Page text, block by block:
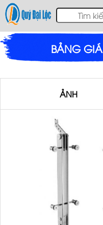
BẢNG GIÁ
ẢNH